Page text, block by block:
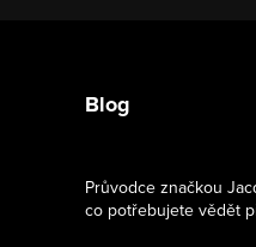
Blog
Průvodce značkou
co potřebujete vědět